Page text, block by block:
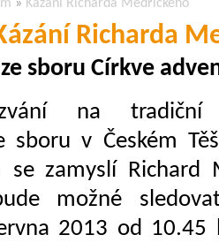
» Kázání Richarda Medřického
Richarda
sboru Církve
na tradiční
sboru v Českém
se zamyslí Richard
možné
2013 od 10.45